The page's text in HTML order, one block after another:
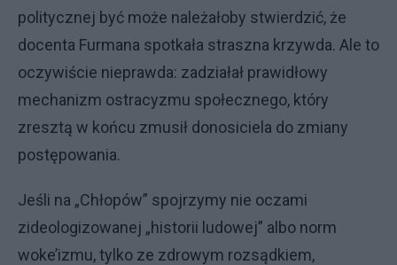
politycznej być może należałoby stwierdzić, że
docenta Furmana spotkała straszna krzywda. Ale to
oczywiście nieprawda: zadziałał prawidłowy
mechanizm ostracyzmu społecznego, który
zresztą w końcu zmusił donosiciela do zmiany
postępowania.
Jeśli na „Chłopów” spojrzymy nie oczami
zideologizowanej „historii ludowej” albo norm
woke’izmu, tylko ze zdrowym rozsądkiem,